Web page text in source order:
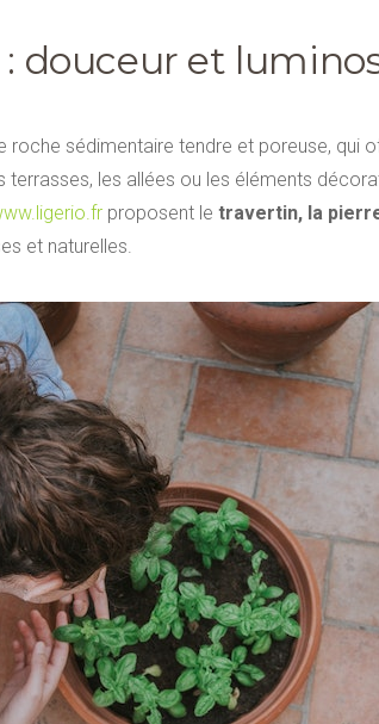
: douceur et
roche sédimentaire tendre et poreuse, qui
terrasses, les allées ou les éléments
proposent le travertin, la
et naturelles.